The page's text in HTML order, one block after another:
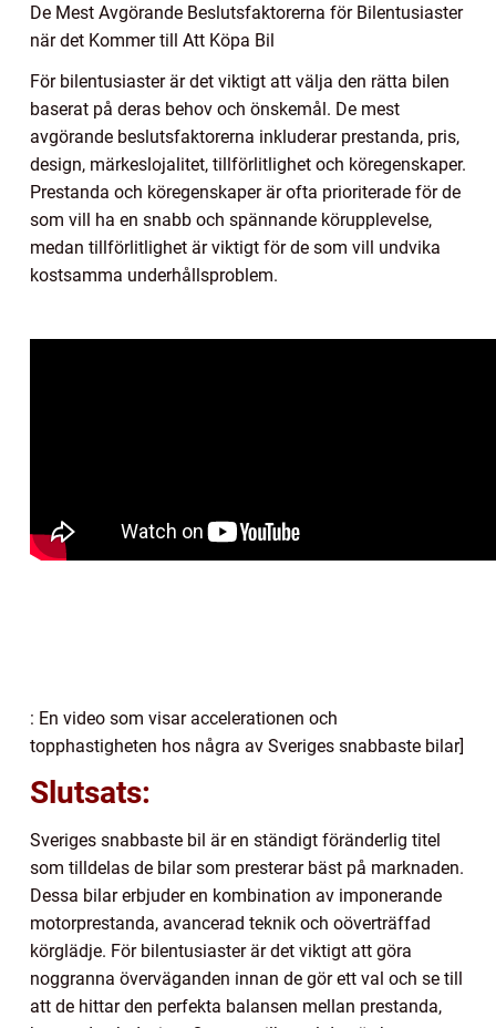
De Mest Avgörande Beslutsfaktorerna för Bilentusiaster
när det Kommer till Att Köpa Bil
För bilentusiaster är det viktigt att välja den rätta bilen
baserat på deras behov och önskemål. De mest
avgörande beslutsfaktorerna inkluderar prestanda, pris,
design, märkeslojalitet, tillförlitlighet och köregenskaper.
Prestanda och köregenskaper är ofta prioriterade för de
som vill ha en snabb och spännande körupplevelse,
medan tillförlitlighet är viktigt för de som vill undvika
kostsamma underhållsproblem.
: En video som visar accelerationen och
topphastigheten hos några av Sveriges snabbaste bilar]
Slutsats:
Sveriges snabbaste bil är en ständigt föränderlig titel
som tilldelas de bilar som presterar bäst på marknaden.
Dessa bilar erbjuder en kombination av imponerande
motorprestanda, avancerad teknik och oöverträffad
körglädje. För bilentusiaster är det viktigt att göra
noggranna överväganden innan de gör ett val och se till
att de hittar den perfekta balansen mellan prestanda,